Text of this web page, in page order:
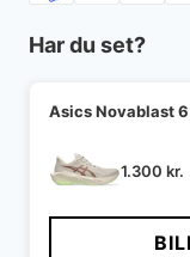
Har du set?
Asics Novablast
1.300 kr.